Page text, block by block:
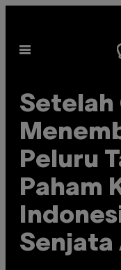
content
Open
Setelah
Peluru
Paham
Senjata